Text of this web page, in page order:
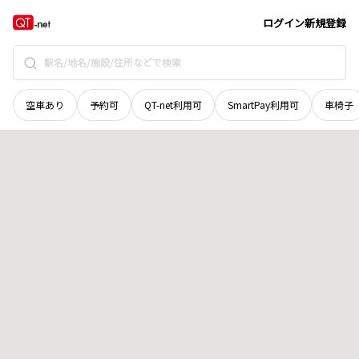
ログイン新規登録
空車あり 予約可 QT-net利用可 SmartPay利用可 車椅子
北海道